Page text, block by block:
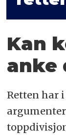
Kan
anke
Retten har